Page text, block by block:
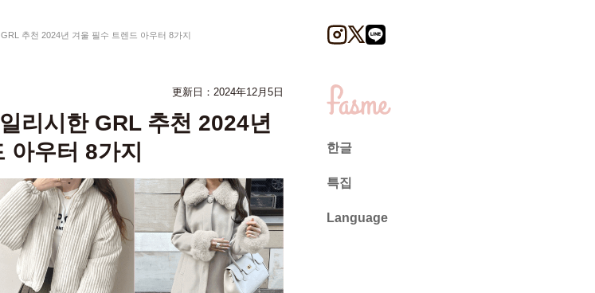
추천 2024년 겨울 필수 트렌드 아우터 8가지
更新日：2024年12月5日
리시한 GRL 추천 2024년
아우터 8가지
한글
특집
Language